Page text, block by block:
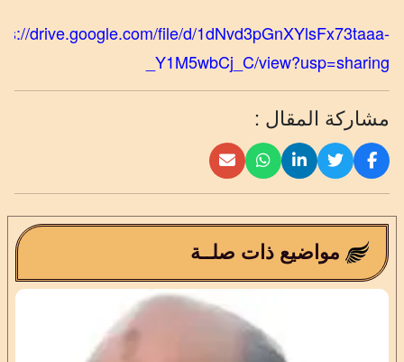
drive.google.com/file/d/1dNvd3pGnXYlsFx73taaa-
_Y1M5wbCj_C/view?usp=sharing
مشاركة المقال :
مواضيع ذات صلــة